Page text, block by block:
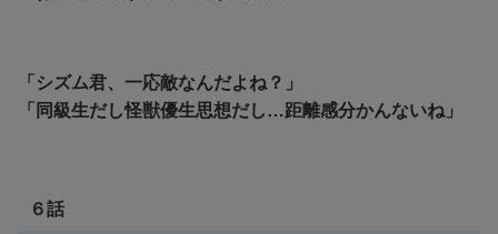
「シズム君、一応敵なんだよね？」
「同級生だし怪獣優生思想だし…距離感分かんないね」
６話